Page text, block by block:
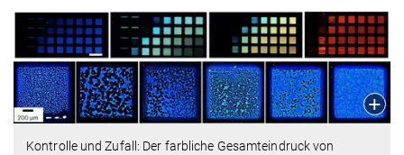
Kontrolle und Zufall: Der farbliche Gesamteindruck von